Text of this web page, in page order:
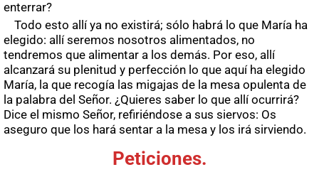
enterrar?
Todo esto allí ya no existirá; sólo habrá lo que María ha
elegido: allí seremos nosotros alimentados, no
tendremos que alimentar a los demás. Por eso, allí
alcanzará su plenitud y perfección lo que aquí ha elegido
María, la que recogía las migajas de la mesa opulenta de
la palabra del Señor. ¿Quieres saber lo que allí ocurrirá?
Dice el mismo Señor, refiriéndose a sus siervos: Os
aseguro que los hará sentar a la mesa y los irá sirviendo.
Peticiones.